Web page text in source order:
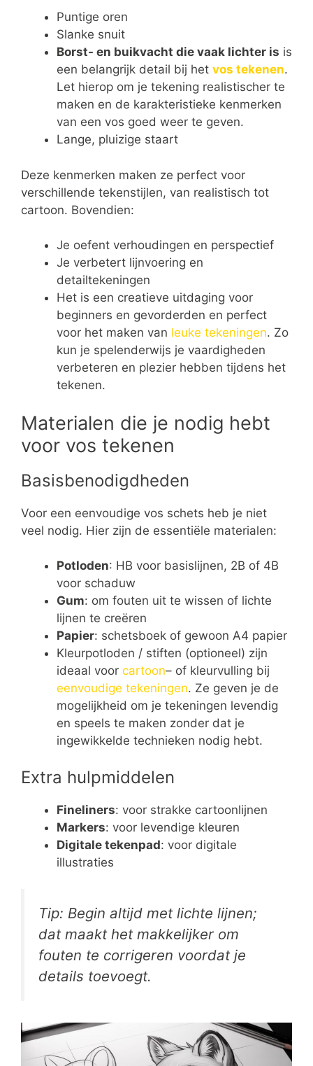
Puntige oren
Slanke snuit
Borst- en buikvacht die vaak lichter is is
een belangrijk detail bij het vos tekenen.
Let hierop om je tekening realistischer te
maken en de karakteristieke kenmerken
van een vos goed weer te geven.
Lange, pluizige staart
Deze kenmerken maken ze perfect voor
verschillende tekenstijlen, van realistisch tot
cartoon. Bovendien:
Je oefent verhoudingen en perspectief
Je verbetert lijnvoering en
detailtekeningen
Het is een creatieve uitdaging voor
beginners en gevorderden en perfect
voor het maken van leuke tekeningen. Zo
kun je spelenderwijs je vaardigheden
verbeteren en plezier hebben tijdens het
tekenen.
Materialen die je nodig hebt
voor vos tekenen
Basisbenodigdheden
Voor een eenvoudige vos schets heb je niet
veel nodig. Hier zijn de essentiële materialen:
Potloden: HB voor basislijnen, 2B of 4B
voor schaduw
Gum: om fouten uit te wissen of lichte
lijnen te creëren
Papier: schetsboek of gewoon A4 papier
Kleurpotloden / stiften (optioneel) zijn
ideaal voor cartoon– of kleurvulling bij
eenvoudige tekeningen. Ze geven je de
mogelijkheid om je tekeningen levendig
en speels te maken zonder dat je
ingewikkelde technieken nodig hebt.
Extra hulpmiddelen
Fineliners: voor strakke cartoonlijnen
Markers: voor levendige kleuren
Digitale tekenpad: voor digitale
illustraties
Tip: Begin altijd met lichte lijnen;
dat maakt het makkelijker om
fouten te corrigeren voordat je
details toevoegt.